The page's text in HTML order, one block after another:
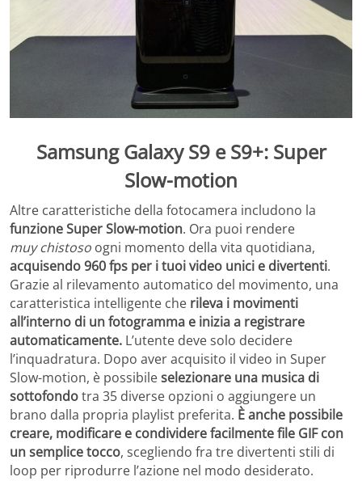
Samsung Galaxy S9 e S9+: Super
Slow-motion
Altre caratteristiche della fotocamera includono la
funzione Super Slow-motion. Ora puoi rendere
muy chistoso ogni momento della vita quotidiana,
acquisendo 960 fps per i tuoi video unici e divertenti.
Grazie al rilevamento automatico del movimento, una
caratteristica intelligente che rileva i movimenti
all’interno di un fotogramma e inizia a registrare
automaticamente. L’utente deve solo decidere
l’inquadratura. Dopo aver acquisito il video in Super
Slow-motion, è possibileselezionare una musica di
sottofondotra 35 diverse opzioni o aggiungere un
brano dalla propria playlist preferita. È anche possibile
creare, modificare e condividere facilmente file GIF con
un semplice tocco, scegliendo fra tre divertenti stili di
loop per riprodurre l’azione nel modo desiderato.